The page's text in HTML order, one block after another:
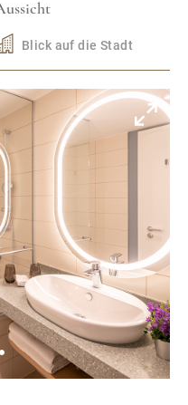
Blick auf die Stadt